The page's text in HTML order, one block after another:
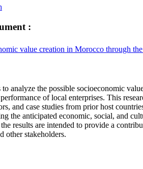
:
value creation in Morocco through
analyze the possible socioeconomic
of local enterprises. This
and case studies from prior host
the anticipated economic, social, and
results are intended to provide a
other stakeholders.